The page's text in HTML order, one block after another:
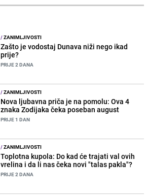
/ZANIMLJIVOSTI
Zašto je vodostaj Dunava niži nego ikad
prije?
PRIJE 2 DANA
/ZANIMLJIVOSTI
Nova ljubavna priča je na pomolu: Ova 4
znaka Zodijaka čeka poseban august
PRIJE 1 DAN
/ZANIMLJIVOSTI
Toplotna kupola: Do kad će trajati val ovih
vrelina i da li nas čeka novi "talas pakla"?
PRIJE 2 DANA